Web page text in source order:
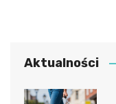
Aktualności